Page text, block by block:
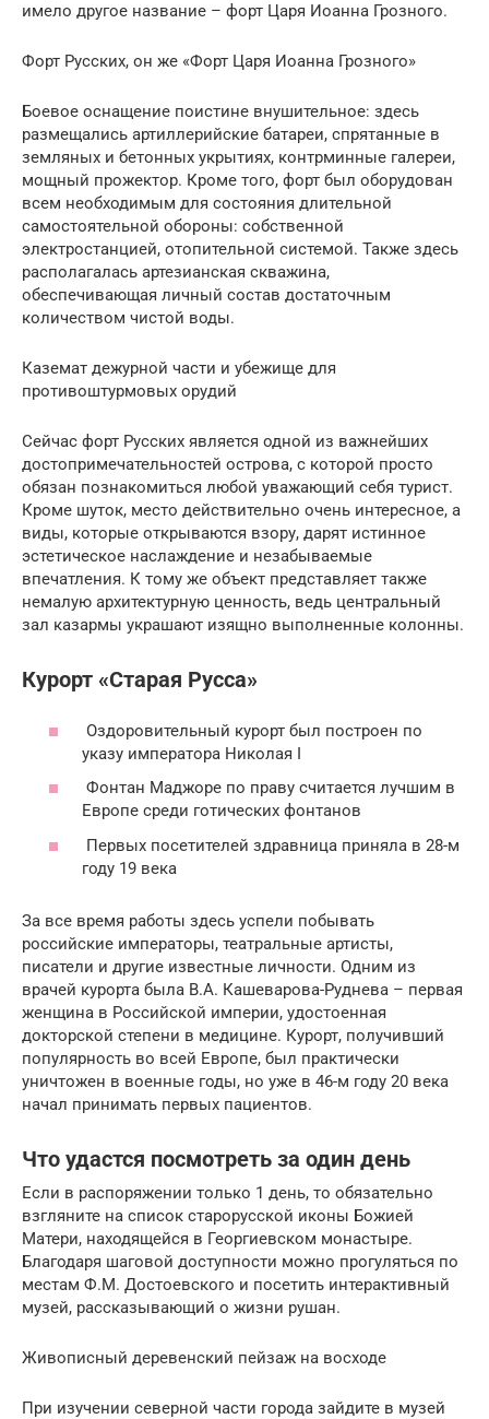
имело другое название – форт Царя Иоанна Грозного.
Форт Русских, он же «Форт Царя Иоанна Грозного»
Боевое оснащение поистине внушительное: здесь
размещались артиллерийские батареи, спрятанные в
земляных и бетонных укрытиях, контрминные галереи,
мощный прожектор. Кроме того, форт был оборудован
всем необходимым для состояния длительной
самостоятельной обороны: собственной
электростанцией, отопительной системой. Также здесь
располагалась артезианская скважина,
обеспечивающая личный состав достаточным
количеством чистой воды.
Каземат дежурной части и убежище для
противоштурмовых орудий
Сейчас форт Русских является одной из важнейших
достопримечательностей острова, с которой просто
обязан познакомиться любой уважающий себя турист.
Кроме шуток, место действительно очень интересное, а
виды, которые открываются взору, дарят истинное
эстетическое наслаждение и незабываемые
впечатления. К тому же объект представляет также
немалую архитектурную ценность, ведь центральный
зал казармы украшают изящно выполненные колонны.
Курорт «Старая Русса»
Оздоровительный курорт был построен по
указу императора Николая I
Фонтан Маджоре по праву считается лучшим в
Европе среди готических фонтанов
Первых посетителей здравница приняла в 28-м
году 19 века
За все время работы здесь успели побывать
российские императоры, театральные артисты,
писатели и другие известные личности. Одним из
врачей курорта была В.А. Кашеварова-Руднева – первая
женщина в Российской империи, удостоенная
докторской степени в медицине. Курорт, получивший
популярность во всей Европе, был практически
уничтожен в военные годы, но уже в 46-м году 20 века
начал принимать первых пациентов.
Что удастся посмотреть за один день
Если в распоряжении только 1 день, то обязательно
взгляните на список старорусской иконы Божией
Матери, находящейся в Георгиевском монастыре.
Благодаря шаговой доступности можно прогуляться по
местам Ф.М. Достоевского и посетить интерактивный
музей, рассказывающий о жизни рушан.
Живописный деревенский пейзаж на восходе
При изучении северной части города зайдите в музей